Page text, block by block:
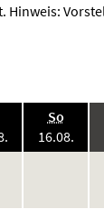
Hinweis:
2026:
So.,
16.08.